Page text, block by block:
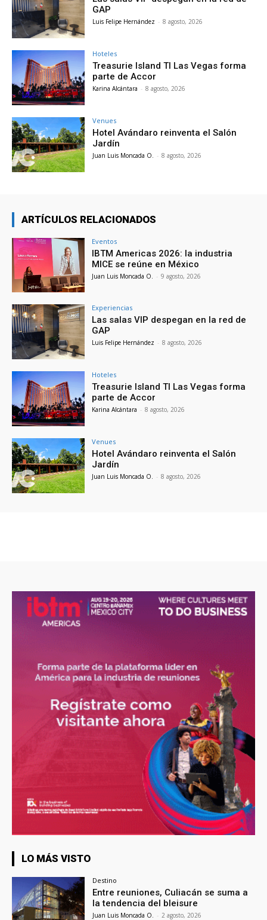
GAP
Luis Felipe Hernández - 8 agosto, 2026
Hoteles
Treasurie Island TI Las Vegas forma
parte de Accor
Karina Alcántara - 8 agosto, 2026
Venues
Hotel Avándaro reinventa el Salón
Jardín
Juan Luis Moncada O. - 8 agosto, 2026
ARTÍCULOS RELACIONADOS
Eventos
IBTM Americas 2026: la industria
MICE se reúne en México
Juan Luis Moncada O. - 9 agosto, 2026
Experiencias
Las salas VIP despegan en la red de
GAP
Luis Felipe Hernández - 8 agosto, 2026
Hoteles
Treasurie Island TI Las Vegas forma
parte de Accor
Karina Alcántara - 8 agosto, 2026
Venues
Hotel Avándaro reinventa el Salón
Jardín
Juan Luis Moncada O. - 8 agosto, 2026
LO MÁS VISTO
Destino
Entre reuniones, Culiacán se suma a
la tendencia del bleisure
Juan Luis Moncada O. - 2 agosto, 2026